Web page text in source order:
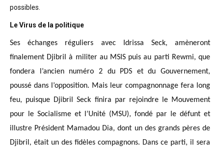
possibles.
Le Virus de la politique
Ses échanges réguliers avec Idrissa Seck, amèneront
finalement Djibril à militer au MSIS puis au parti Rewmi, que
fondera l’ancien numéro 2 du PDS et du Gouvernement,
poussé dans l’opposition. Mais leur compagnonnage fera long
feu, puisque Djibril Seck finira par rejoindre le Mouvement
pour le Socialisme et l’Unité (MSU), fondé par le défunt et
illustre Président Mamadou Dia, dont un des grands pères de
Djibril, était un des fidèles compagnons. Dans ce parti, il sera